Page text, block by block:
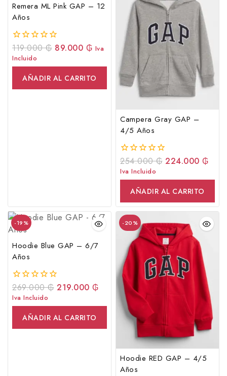
Remera ML Pink GAP – 12
Años
0
fuera
de
119.000₲ 89.000 ₲ Iva
Incluido
AÑADIR AL CARRITO
Campera Gray GAP –
4/5 Años
0
fuera
de
254.000₲ 224.000 ₲
Iva Incluido
AÑADIR AL CARRITO
-19%
Hoodie Blue GAP – 6/7
Años
0
fuera
de
269.000₲ 219.000 ₲
Iva Incluido
AÑADIR AL CARRITO
-20%
Hoodie RED GAP – 4/5
Años